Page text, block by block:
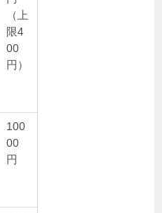
（上
限4
00
円）
100
00
円